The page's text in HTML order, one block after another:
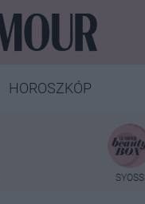
HOROSZKÓP
SYOSS